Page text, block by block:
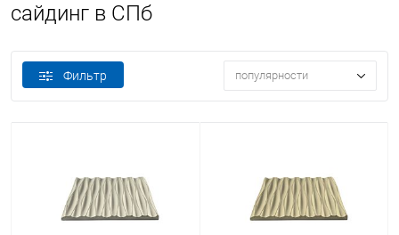
сайдинг в СПб
Фильтр популярности